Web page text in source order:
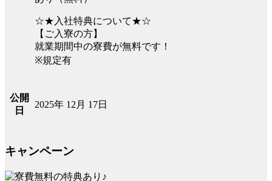
☆★入社特典について★☆
【ご入寮の方】
就業期間中の寮費が無料です！
※規定有
公開
日
2025年 12月 17日
キャンペーン